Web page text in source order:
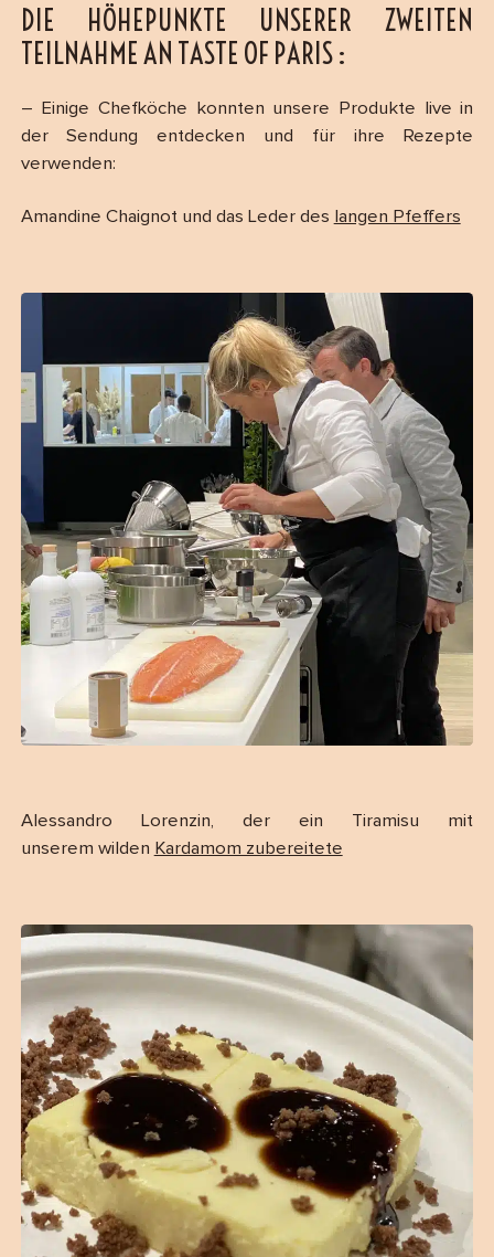
DIE HÖHEPUNKTE UNSERER ZWEITEN
TEILNAHME AN TASTE OF PARIS :
– Einige Chefköche konnten unsere Produkte live in
der Sendung entdecken und für ihre Rezepte
verwenden:
Amandine Chaignot und das Leder des langen Pfeffers
Alessandro Lorenzin, der ein Tiramisu mit
unserem wilden Kardamom zubereitete